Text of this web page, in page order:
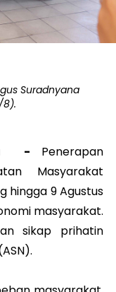
Suradnyana
8).
- Penerapan
Masyarakat
hingga 9 Agustus
masyarakat.
sikap prihatin